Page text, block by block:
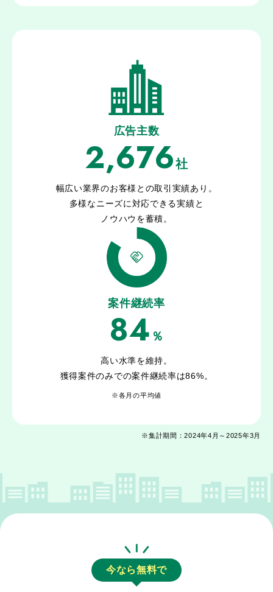
広告主数
2,676社
幅広い業界のお客様との取引実績あり。
多様なニーズに対応できる実績と
ノウハウを蓄積。
案件継続率
84 ％
高い水準を維持。
獲得案件のみでの案件継続率は86%。
※各月の平均値
※集計期間：2024年4月～2025年3月
今なら無料で